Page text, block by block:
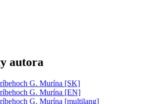
autora
G. Murína [SK]
G. Murína [EN]
G. Murína [multilang]